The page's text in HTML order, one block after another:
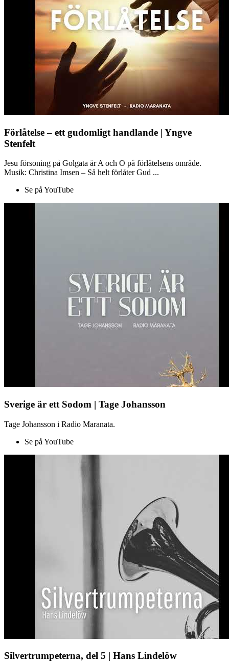
Förlåtelse – ett gudomligt handlande | Yngve
Stenfelt
Jesu försoning på Golgata är A och O på förlåtelsens område.
Musik: Christina Imsen – Så helt förlåter Gud ...
Se på YouTube
Sverige är ett Sodom | Tage Johansson
Tage Johansson i Radio Maranata.
Se på YouTube
Silvertrumpeterna, del 5 | Hans Lindelöw